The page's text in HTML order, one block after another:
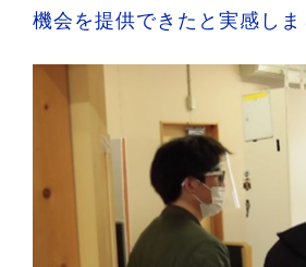
機会を提供できたと実感しま